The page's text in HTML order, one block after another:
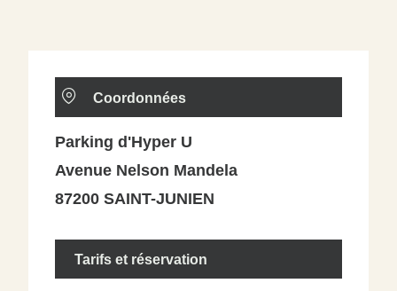
Coordonnées
Parking d'Hyper U
Avenue Nelson Mandela
87200 SAINT-JUNIEN
Tarifs et réservation